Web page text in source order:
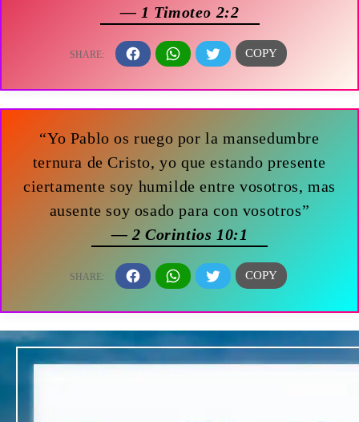
— 1 Timoteo 2:2
“Yo Pablo os ruego por la mansedumbre
ternura de Cristo, yo que estando presente
ciertamente soy humilde entre vosotros, mas
ausente soy osado para con vosotros”
— 2 Corintios 10:1